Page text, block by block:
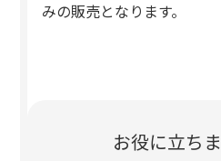
みの販売となります。
お役に立ち